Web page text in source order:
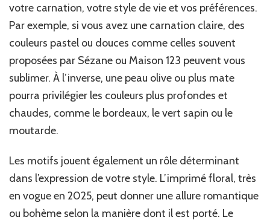
votre carnation, votre style de vie et vos préférences.
Par exemple, si vous avez une carnation claire, des
couleurs pastel ou douces comme celles souvent
proposées par Sézane ou Maison 123 peuvent vous
sublimer. À l’inverse, une peau olive ou plus mate
pourra privilégier les couleurs plus profondes et
chaudes, comme le bordeaux, le vert sapin ou le
moutarde.
Les motifs jouent également un rôle déterminant
dans l’expression de votre style. L’imprimé floral, très
en vogue en 2025, peut donner une allure romantique
ou bohème selon la manière dont il est porté. Le